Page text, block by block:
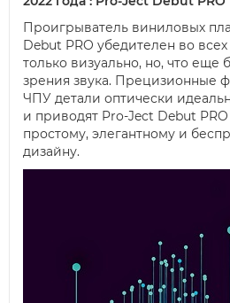
Проигрыватель виниловых
Debut PRO убедителен во
только визуально, но, что еще
зрения звука. Прецизионные
ЧПУ детали оптически
и приводят Pro-Ject Debut
простому, элегантному и
дизайну.